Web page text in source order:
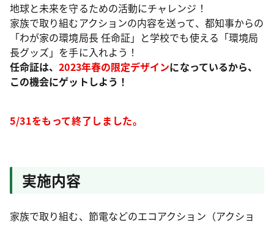
地球と未来を守るための活動にチャレンジ！
家族で取り組むアクションの内容を送って、都知事からの
「わが家の環境局長 任命証」と学校でも使える「環境局
長グッズ」を手に入れよう！
任命証は、2023年春の限定デザインになっているから、
この機会にゲットしよう！
5/31をもって終了しました。
実施内容
家族で取り組む、節電などのエコアクション（アクショ